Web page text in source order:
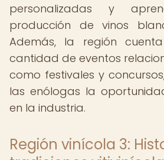
personalizadas y
producción de vinos
Además, la región
cantidad de eventos
como festivales y
las enólogas la
en la industria.
Región vinícola 3: